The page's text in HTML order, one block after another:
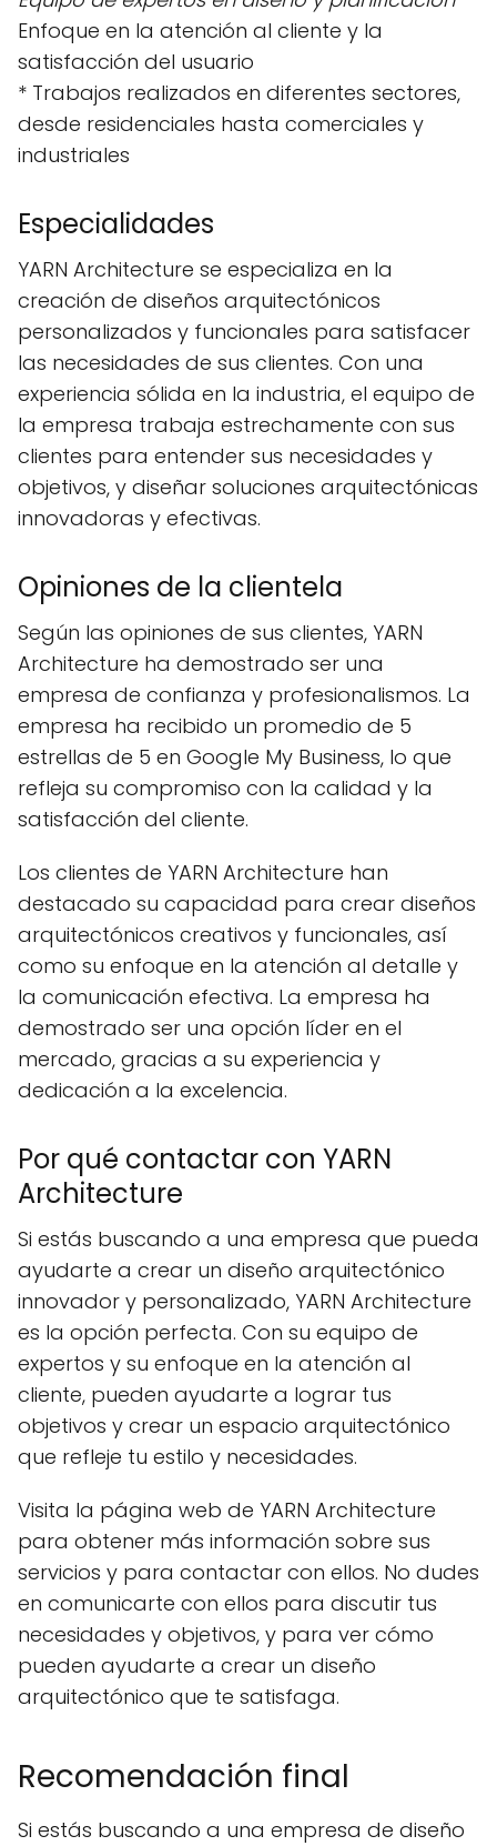
Enfoque en la atención al cliente y la
satisfacción del usuario
* Trabajos realizados en diferentes sectores,
desde residenciales hasta comerciales y
industriales
Especialidades
YARN Architecture se especializa en la
creación de diseños arquitectónicos
personalizados y funcionales para satisfacer
las necesidades de sus clientes. Con una
experiencia sólida en la industria, el equipo de
la empresa trabaja estrechamente con sus
clientes para entender sus necesidades y
objetivos, y diseñar soluciones arquitectónicas
innovadoras y efectivas.
Opiniones de la clientela
Según las opiniones de sus clientes, YARN
Architecture ha demostrado ser una
empresa de confianza y profesionalismos. La
empresa ha recibido un promedio de 5
estrellas de 5 en Google My Business, lo que
refleja su compromiso con la calidad y la
satisfacción del cliente.
Los clientes de YARN Architecture han
destacado su capacidad para crear diseños
arquitectónicos creativos y funcionales, así
como su enfoque en la atención al detalle y
la comunicación efectiva. La empresa ha
demostrado ser una opción líder en el
mercado, gracias a su experiencia y
dedicación a la excelencia.
Por qué contactar con YARN
Architecture
Si estás buscando a una empresa que pueda
ayudarte a crear un diseño arquitectónico
innovador y personalizado, YARN Architecture
es la opción perfecta. Con su equipo de
expertos y su enfoque en la atención al
cliente, pueden ayudarte a lograr tus
objetivos y crear un espacio arquitectónico
que refleje tu estilo y necesidades.
Visita la página web de YARN Architecture
para obtener más información sobre sus
servicios y para contactar con ellos. No dudes
en comunicarte con ellos para discutir tus
necesidades y objetivos, y para ver cómo
pueden ayudarte a crear un diseño
arquitectónico que te satisfaga.
Recomendación final
Si estás buscando a una empresa de diseño